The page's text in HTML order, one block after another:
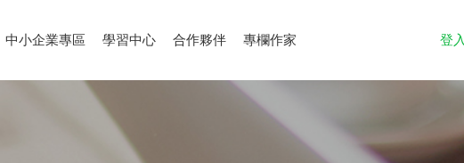
中小企業專區 學習中心 合作夥伴 專欄作家 登